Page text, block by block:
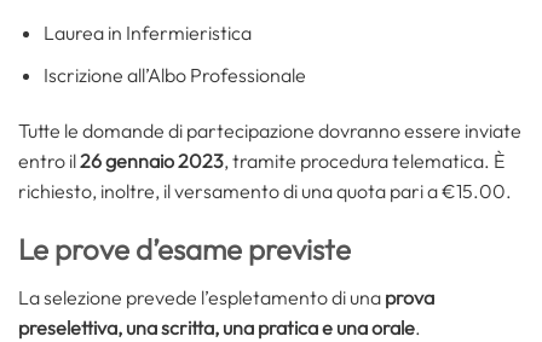
Laurea in Infermieristica
Iscrizione all’Albo Professionale
Tutte le domande di partecipazione dovranno essere inviate
entro il26 gennaio 2023, tramite procedura telematica. È
richiesto, inoltre, il versamento di una quota pari a €15.00.
Le prove d’esame previste
La selezione prevede l’espletamento di una prova
preselettiva, una scritta, una pratica e una orale.